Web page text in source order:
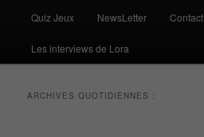
Quiz Jeux NewsLetter Contact
Les interviews de Lora
ARCHIVES QUOTIDIENNES :